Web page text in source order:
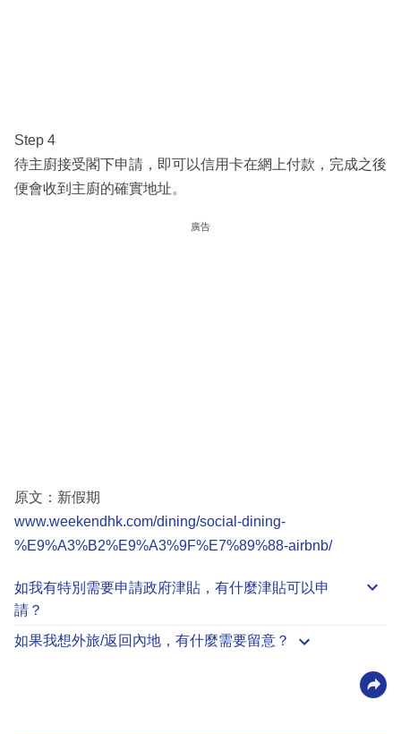
Step 4
待主廚接受閣下申請，即可以信用卡在網上付款，完成之後
便會收到主廚的確實地址。
廣告
原文：新假期
www.weekendhk.com/dining/social-dining-
%E9%A3%B2%E9%A3%9F%E7%89%88-airbnb/
如我有特別需要申請政府津貼 ，有什麼津貼可以申
請？
如果我想外旅/返回內地，有什麼需要留意？